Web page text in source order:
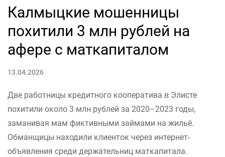
Калмыцкие мошенницы
похитили 3 млн рублей на
афере с маткапиталом
13.04.2026
Две работницы кредитного кооператива в Элисте
похитили около 3 млн рублей за 2020–2023 годы,
заманивая мам фиктивными займами на жильё.
Обманщицы находили клиенток через интернет-
объявления среди держательниц маткапитала.